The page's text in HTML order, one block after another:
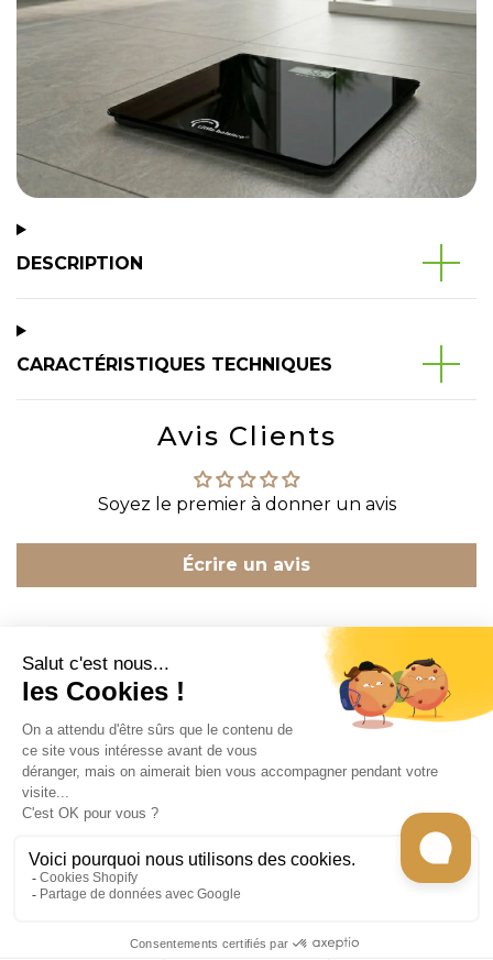
DESCRIPTION
CARACTÉRISTIQUES TECHNIQUES
Avis Clients
Soyez le premier à donner un avis
Écrire un avis
CONTACT
INFORMATION
EN SAVOIR PLUS
RECEVEZ LES RECETTES DE CHEF CARO